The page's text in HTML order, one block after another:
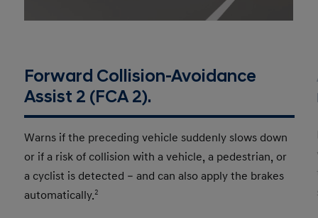
Forward Collision-Avoidance
Assist 2 (FCA 2).
Warns if the preceding vehicle suddenly slows down
or if a risk of collision with a vehicle, a pedestrian, or
a cyclist is detected – and can also apply the brakes
automatically.2